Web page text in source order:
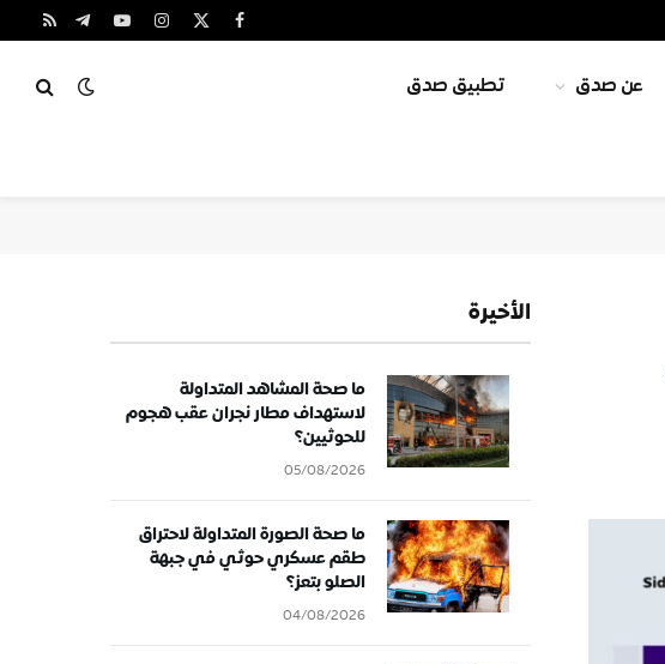
فيسبوك
X
الانستغراميوتيوبتيلقرامRSS
عن صدق تطبيق صدق
الأخيرة
ما صحة المشاهد المتداولة
لاستهداف مطار نجران عقب هجوم
للحوثيين؟
05/08/2026
ما صحة الصورة المتداولة لاحتراق
طقم عسكري حوثي في جبهة
الصلو بتعز؟
04/08/2026